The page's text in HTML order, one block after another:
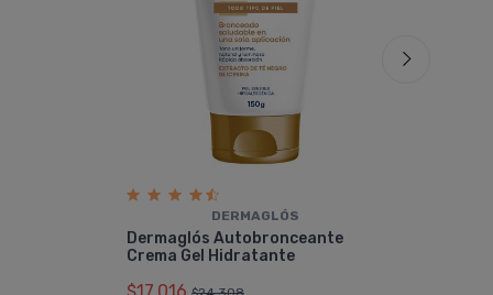
DERMAGLÓS
Dermaglós Autobronceante
Crema Gel Hidratante